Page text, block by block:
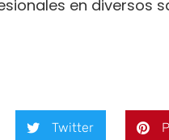
en diversos
Twitter